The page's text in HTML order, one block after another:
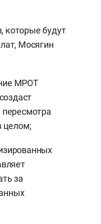
которые будут
Мосягин
МРОТ
целом;
за